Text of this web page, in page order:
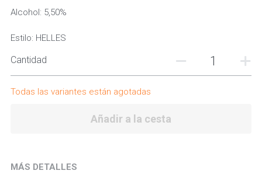
Alcohol: 5,50%
Estilo: HELLES
Cantidad
Todas las variantes están agotadas
Añadir a la cesta
MÁS DETALLES